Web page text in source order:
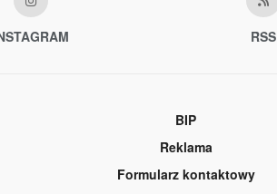
RSS
BIP
Reklama
Formularz kontaktowy